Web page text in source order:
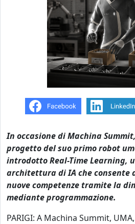
In occasione di Machina
progetto del suo primo robot
introdotto Real-Time Learning,
architettura di IA che consente
nuove competenze tramite la
mediante programmazione.
PARIGI: A Machina Summit,